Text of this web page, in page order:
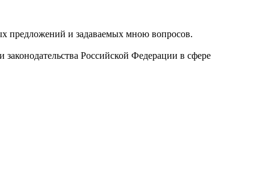
предложений и задаваемых мною вопросов.
Российской Федерации в сфере